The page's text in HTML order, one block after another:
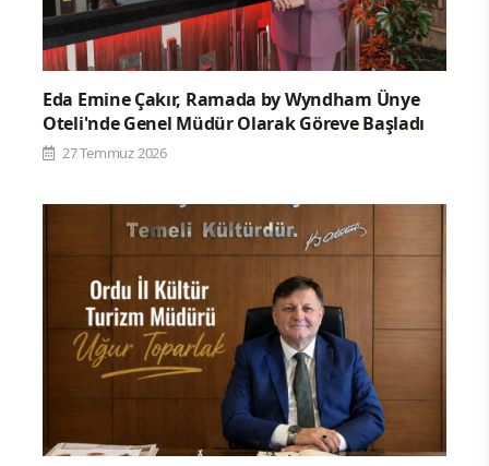
Eda Emine Çakır, Ramada by Wyndham Ünye
Oteli'nde Genel Müdür Olarak Göreve Başladı
27 Temmuz 2026